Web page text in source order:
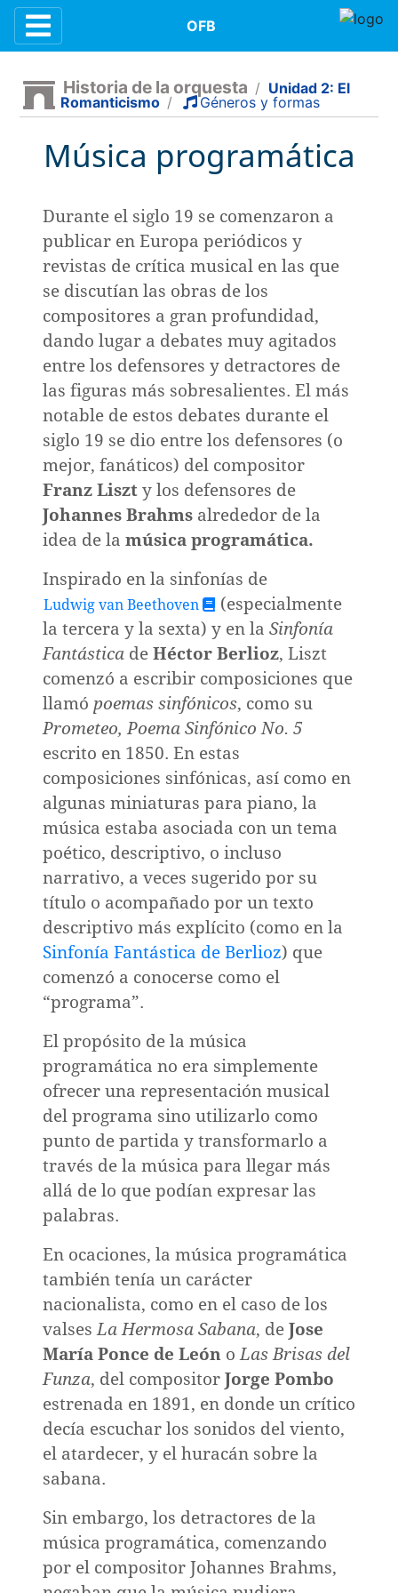
OFB
Contenidos
orquesta
Historia de la orquesta / Unidad 2: El
Romanticismo / Géneros y formas
Música programática
Durante el siglo 19 se comenzaron a
publicar en Europa periódicos y
revistas de crítica musical en las que
se discutían las obras de los
compositores a gran profundidad,
dando lugar a debates muy agitados
entre los defensores y detractores de
las figuras más sobresalientes. El más
notable de estos debates durante el
siglo 19 se dio entre los defensores (o
mejor, fanáticos) del compositor
Franz Liszt y los defensores de
Johannes Brahms alrededor de la
idea de la música programática.
Inspirado en la sinfonías de
Ludwig van Beethoven
(especialmente
la tercera y la sexta) y en la Sinfonía
Fantástica de Héctor Berlioz, Liszt
comenzó a escribir composiciones que
llamó poemas sinfónicos, como su
Prometeo, Poema Sinfónico No. 5
escrito en 1850. En estas
composiciones sinfónicas, así como en
algunas miniaturas para piano, la
música estaba asociada con un tema
poético, descriptivo, o incluso
narrativo, a veces sugerido por su
título o acompañado por un texto
descriptivo más explícito (como en la
Sinfonía Fantástica de Berlioz) que
comenzó a conocerse como el
“programa”.
El propósito de la música
programática no era simplemente
ofrecer una representación musical
del programa sino utilizarlo como
punto de partida y transformarlo a
través de la música para llegar más
allá de lo que podían expresar las
palabras.
En ocaciones, la música programática
también tenía un carácter
nacionalista, como en el caso de los
valsesLa Hermosa Sabana, de Jose
María Ponce de León oLas Brisas del
Funza, del compositor Jorge Pombo
estrenada en 1891, en donde un crítico
decía escuchar los sonidos del viento,
el atardecer, y el huracán sobre la
sabana.
Sin embargo, los detractores de la
música programática, comenzando
por el compositor Johannes Brahms,